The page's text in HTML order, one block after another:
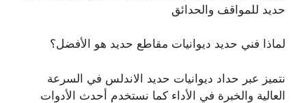
حديد للمواقف والحدائق
لماذا فني حديد ديوانيات مقاطع حديد هو الأفضل؟
نتميز عبر حداد ديوانيات حديد الاندلس في السرعة
العالية والخبرة في الأداء كما نستخدم أحدث الأدوات